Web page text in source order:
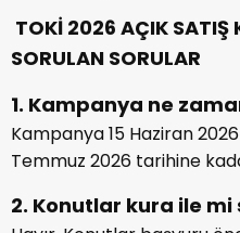
TOKİ 2026 AÇIK SATIŞ
SORULAN SORULAR
1. Kampanya ne
Kampanya 15 Haziran
Temmuz 2026 tarihine
2. Konutlar kura ile mi